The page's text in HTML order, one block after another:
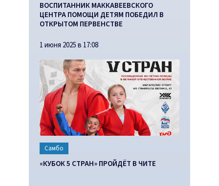
ВОСПИТАННИК МАККАВЕЕВСКОГО
ЦЕНТРА ПОМОЩИ ДЕТЯМ ПОБЕДИЛ В
ОТКРЫТОМ ПЕРВЕНСТВЕ
1 июня 2025 в 17:08
Самбо
«КУБОК 5 СТРАН» ПРОЙДЁТ В ЧИТЕ